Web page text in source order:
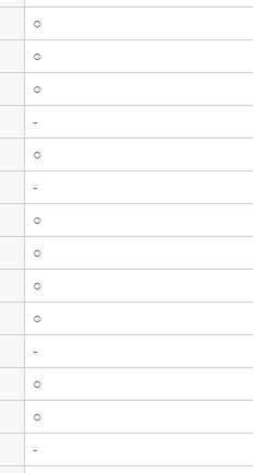
○
○
○
-
○
-
○
○
○
○
-
○
○
-